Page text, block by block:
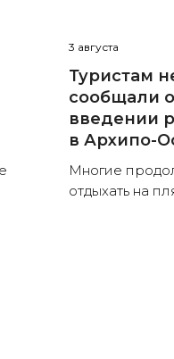
3 августа
Туристам
сообщали о
введении
в Архипо-
Многие
отдыхать на